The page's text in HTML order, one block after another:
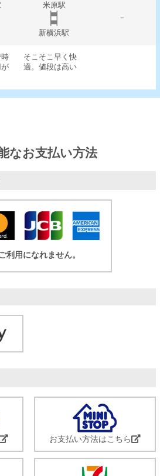
米原駅
－
新横浜駅
が
そこそこ早く快
適。値段は高い
なお支払い方法
利用になれません。
お支払い方法はこちら